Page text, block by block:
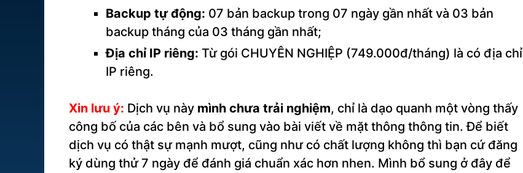
Backup tự động: 07 bản backup trong 07 ngày gần nhất và 03 bản
backup tháng của 03 tháng gần nhất;
Địa chỉ IP riêng: Từ gói CHUYÊN NGHIỆP (749.000đ/tháng) là có địa chỉ
IP riêng.
Xin lưu ý: Dịch vụ này mình chưa trải nghiệm, chỉ là dạo quanh một vòng thấy
công bố của các bên và bổ sung vào bài viết về mặt thông thông tin. Để biết
dịch vụ có thật sự mạnh mượt, cũng như có chất lượng không thì bạn cứ đăng
ký dùng thử 7 ngày để đánh giá chuẩn xác hơn nhen. Mình bổ sung ở đây để